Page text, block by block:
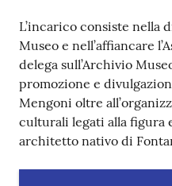
L’incarico consiste nella
Museo e nell’affiancare
delega sull’Archivio
promozione e
Mengoni oltre
culturali legati alla figura
architetto nativo di